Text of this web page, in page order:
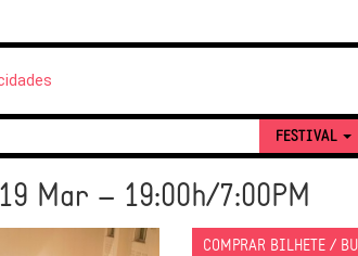
FESTIVAL
Mar – 19:00h/7:00PM
COMPRAR BILHETE /